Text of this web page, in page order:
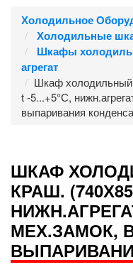
Холодильное
Холодильные
Шкафы
агрегат
Шкаф
t -5...+5°С,
выпаривания
ШКАФ
КРАШ.
МЕХ.ЗАМОК,